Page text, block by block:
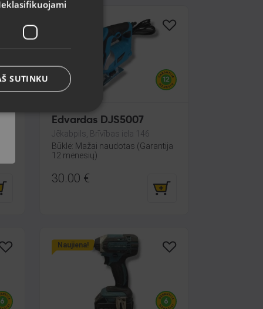
Edvardas DJS5007
Jēkabpils, Brīvības iela 146
Būklė: Mažai naudotas (Garantija
12 mėnesių)
30.00 €
Naujiena!
SUTINKU